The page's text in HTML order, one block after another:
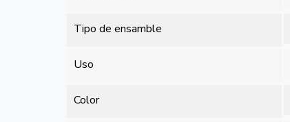
Tipo de ensamble
Uso
Color